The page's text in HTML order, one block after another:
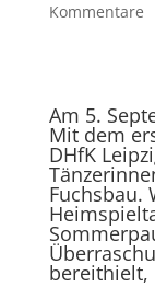
Kommentare
Am 5.
Mit dem
DHfK
Fuchsbau.
bereithielt,